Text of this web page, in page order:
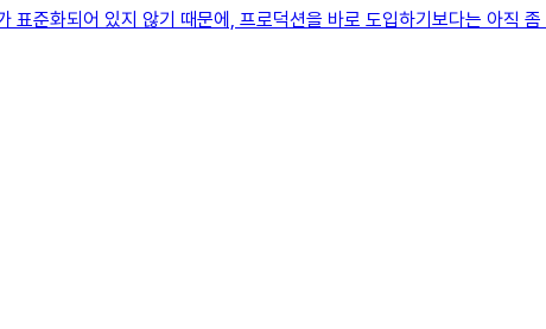
준화되어 있지 않기 때문에, 프로덕션을 바로 도입하기보다는 아직